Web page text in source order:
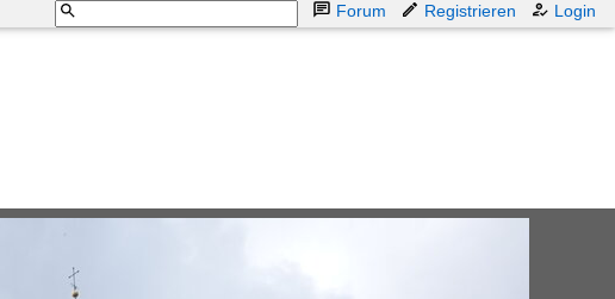
Forum Registrieren Login